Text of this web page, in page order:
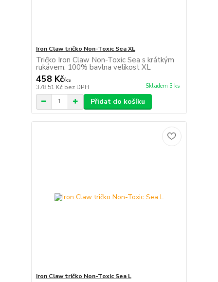
Iron Claw tričko Non-Toxic Sea XL
Tričko Iron Claw Non-Toxic Sea s krátkým
rukávem. 100% bavlna velikost XL
458 Kč/ks
378,51 Kč bez DPH Skladem 3 ks
Přidat do košíku
Iron Claw tričko Non-Toxic Sea L